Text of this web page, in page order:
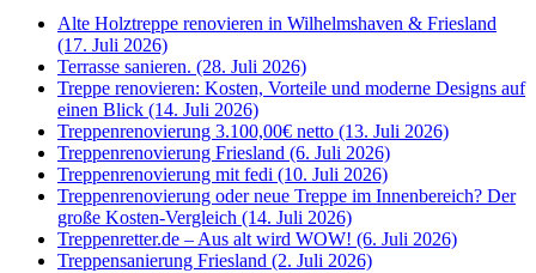
Alte Holztreppe renovieren in Wilhelmshaven & Friesland
(17. Juli 2026)
Terrasse sanieren. (28. Juli 2026)
Treppe renovieren: Kosten, Vorteile und moderne Designs auf
einen Blick (14. Juli 2026)
Treppenrenovierung 3.100,00€ netto (13. Juli 2026)
Treppenrenovierung Friesland (6. Juli 2026)
Treppenrenovierung mit fedi (10. Juli 2026)
Treppenrenovierung oder neue Treppe im Innenbereich? Der
große Kosten-Vergleich (14. Juli 2026)
Treppenretter.de – Aus alt wird WOW! (6. Juli 2026)
Treppensanierung Friesland (2. Juli 2026)